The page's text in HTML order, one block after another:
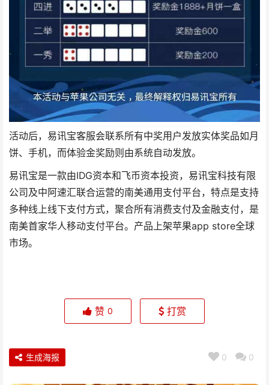
活动后，易讯宝客服会联系所有中奖用户发放实体奖品如月
饼、手机，而体验金奖励则由系统自动发放。
易讯宝是一款由IDG资本和飞币资本投资，易讯宝科技有限
公司及中阿速汇联合运营的南美通用支付平台，特点是支持
多种线上线下支付方式，聚合所有消费支付及金融支付，是
南美首家华人移动支付平台。产品上架苹果app store全球
市场。
赞 0 打赏
0 0
生成海报